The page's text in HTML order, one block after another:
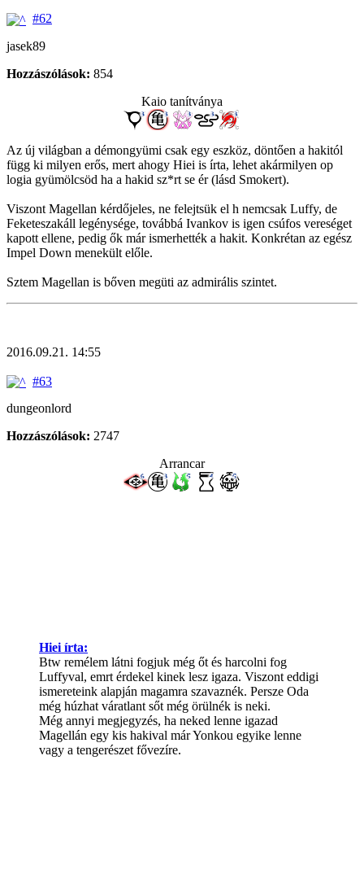
#62
jasek89
Hozzászólások: 854
Kaio tanítványa
Az új világban a démongyümi csak egy eszköz, döntően a hakitól
függ ki milyen erős, mert ahogy Hiei is írta, lehet akármilyen op
logia gyümölcsöd ha a hakid sz*rt se ér (lásd Smokert).
Viszont Magellan kérdőjeles, ne felejtsük el h nemcsak Luffy, de
Feketeszakáll legénysége, továbbá Ivankov is igen csúfos vereséget
kapott ellene, pedig ők már ismerhették a hakit. Konkrétan az egész
Impel Down menekült előle.
Sztem Magellan is bőven megüti az admirális szintet.
2016.09.21. 14:55
#63
dungeonlord
Hozzászólások: 2747
Arrancar
Hiei írta:
Btw remélem látni fogjuk még őt és harcolni fog
Luffyval, emrt érdekel kinek lesz igaza. Viszont eddigi
ismereteink alapján magamra szavaznék. Persze Oda
még húzhat váratlant sőt még örülnék is neki.
Még annyi megjegyzés, ha neked lenne igazad
Magellán egy kis hakival már Yonkou egyike lenne
vagy a tengerészet fővezíre.